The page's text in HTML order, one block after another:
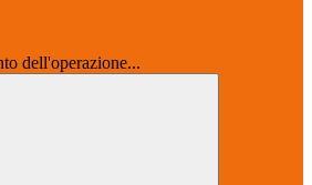
dell'operazione...